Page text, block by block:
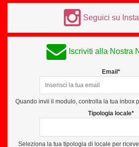
Seguici su
Iscriviti alla Nostra
Email*
Quando invii il modulo, controlla la tua inbox
Tipologia locale*
Seleziona la tua tipologia di locale per